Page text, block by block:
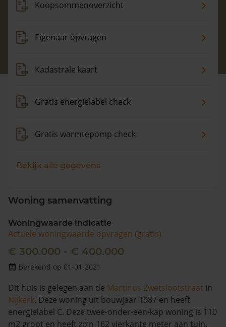
Koopsommenoverzicht
Eigenaar opvragen
Kadastrale kaart
Gratis energielabel check
Gratis warmtepomp check
Bekijk alle gegevens
Woning samenvatting
Woningwaarde indicatie
Actuele woningwaarde opvragen (gratis)
€ 300.000 - € 400.000
Berekend op 01-01-2021
Dit huis is gelegen aan de Martinus Zwetslootstraat in
Nijkerk. Deze woning uit bouwjaar 1987 en heeft
energielabel C. Deze twee-onder-een-kap woning is 110
m2 groot en heeft zo’n 162 vierkante meter aan tuin.